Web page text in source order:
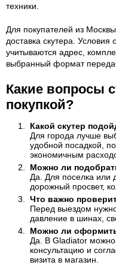
техники.
Для покупателей из
доставка скутера.
учитываются адрес,
выбранный формат
Какие вопросы
покупкой?
Какой скутер
Для города лучше
удобной посадкой,
экономичным
Можно ли
Да. Для поселка или
дорожный просвет,
Что важно
Перед выездом
давление в шинах,
Можно ли
Да. В Gladiator
консультацию и
визита в магазин.